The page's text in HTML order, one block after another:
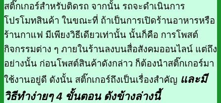
สติ๊กเกอร์สำหรับติดรถ จากนั้น รถจะดำเนินการ
โปรโมทสินค้า ในขณะที่ ถ้าเป็นการเปิดร้านอาหารหรือ
ร้านกาแฟ มีเพียงวิธีเดียวเท่านั้น นั้นก็คือ การโพสต์
กิจกรรมต่าง ๆ ภายในร้านลงบนสื่อสังคมออนไลน์ แต่ถึง
อย่างนั้น ก่อนโพสต์สินค้าดังกล่าว ก็ต้องนำสติ๊กเกอร์มา
ใช้งานอยู่ดี ดังนั้น สติ๊กเกอร์ถึงเป็นเรื่องสำคัญ และมี
วิธีทำง่ายๆ 4 ขั้นตอน ดังข้างล่างนี้